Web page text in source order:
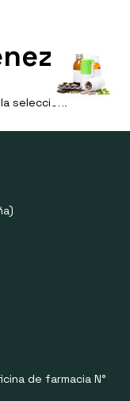
selección.
de farmacia N°